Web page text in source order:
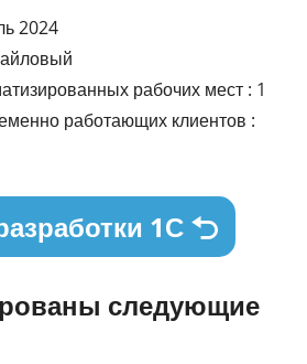
2024
рабочих мест : 1
работающих клиентов :
1С
следующие